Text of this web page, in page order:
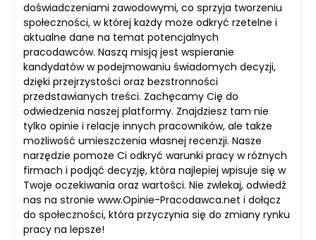
doświadczeniami zawodowymi, co sprzyja tworzeniu
społeczności, w której każdy może odkryć rzetelne i
aktualne dane na temat potencjalnych
pracodawców. Naszą misją jest wspieranie
kandydatów w podejmowaniu świadomych decyzji,
dzięki przejrzystości oraz bezstronności
przedstawianych treści. Zachęcamy Cię do
odwiedzenia naszej platformy. Znajdziesz tam nie
tylko opinie i relacje innych pracowników, ale także
możliwość umieszczenia własnej recenzji. Nasze
narzędzie pomoże Ci odkryć warunki pracy w różnych
firmach i podjąć decyzję, która najlepiej wpisuje się w
Twoje oczekiwania oraz wartości. Nie zwlekaj, odwiedź
nas na stronie www.Opinie-Pracodawca.net i dołącz
do społeczności, która przyczynia się do zmiany rynku
pracy na lepsze!